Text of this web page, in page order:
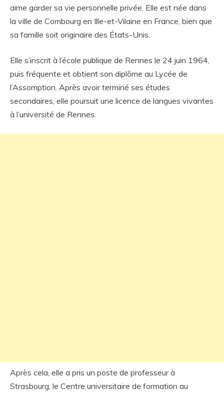
aime garder sa vie personnelle privée. Elle est née dans
la ville de Combourg en Ille-et-Vilaine en France, bien que
sa famille soit originaire des États-Unis.
Elle s’inscrit à l’école publique de Rennes le 24 juin 1964,
puis fréquente et obtient son diplôme au Lycée de
l’Assomption. Après avoir terminé ses études
secondaires, elle poursuit une licence de langues vivantes
à l’université de Rennes.
Après cela, elle a pris un poste de professeur à
Strasbourg, le Centre universitaire de formation au